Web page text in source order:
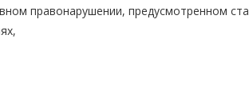
правонарушении, предусмотренном